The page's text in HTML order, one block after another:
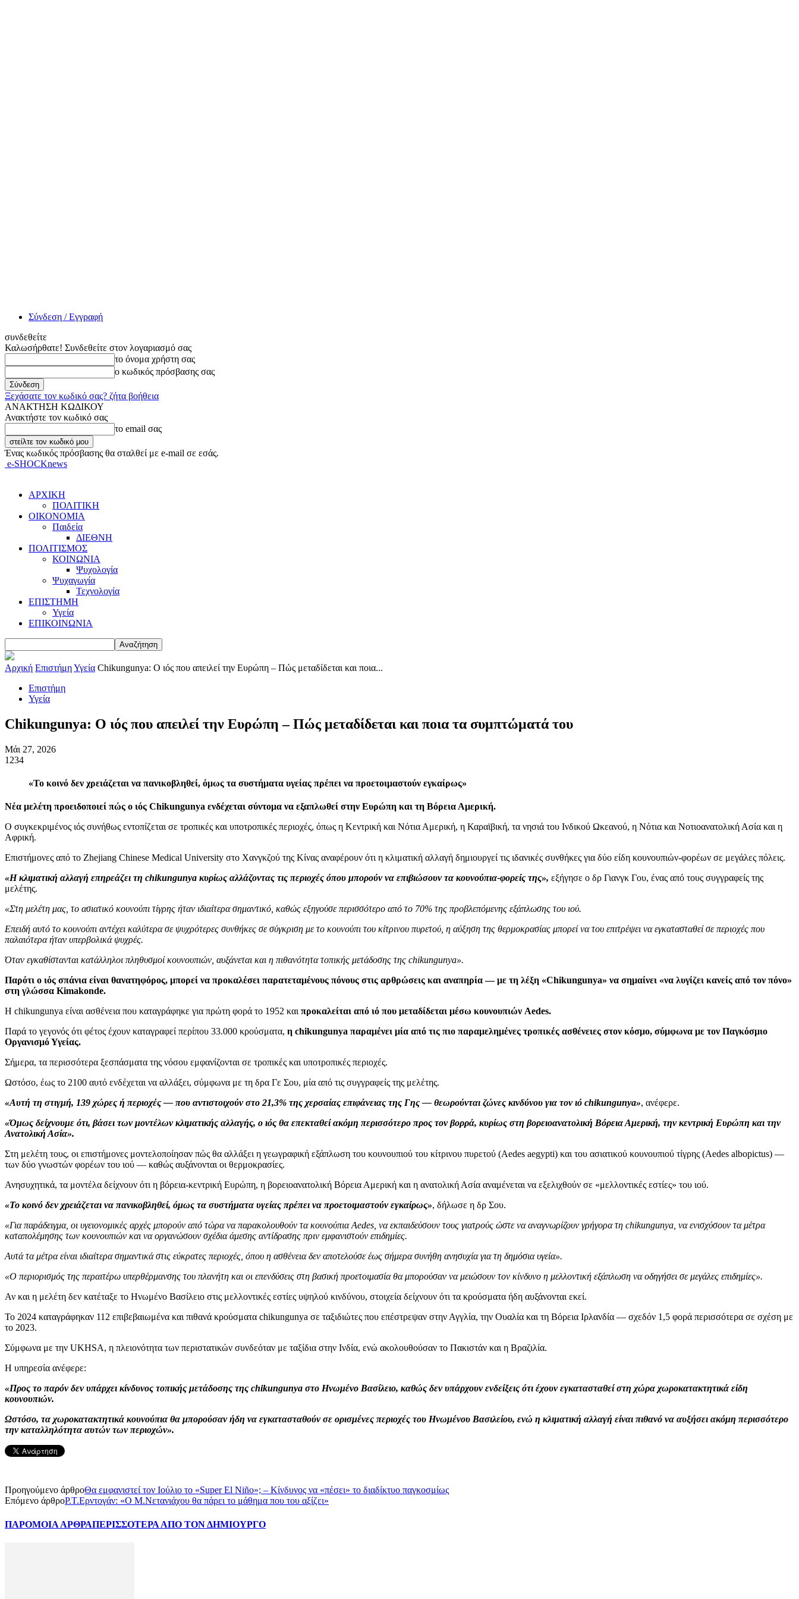
Σύνδεση / Εγγραφή
συνδεθείτε
Καλωσήρθατε! Συνδεθείτε στον λογαριασμό σας
το όνομα χρήστη σας
ο κωδικός πρόσβασης σας
Ξεχάσατε τον κωδικό σας? ζήτα βοήθεια
ΑΝΑΚΤΗΣΗ ΚΩΔΙΚΟΥ
Ανακτήστε τον κωδικό σας
το email σας
Ένας κωδικός πρόσβασης θα σταλθεί με e-mail σε εσάς.
e-SHOCKnews
ΑΡΧΙΚΗ
ΠΟΛΙΤΙΚΗ
ΟΙΚΟΝΟΜΙΑ
Παιδεία
ΔΙΕΘΝΗ
ΠΟΛΙΤΙΣΜΟΣ
ΚΟΙΝΩΝΙΑ
Ψυχολογία
Ψυχαγωγία
Τεχνολογία
ΕΠΙΣΤΗΜΗ
Υγεία
ΕΠΙΚΟΙΝΩΝΙΑ
Αρχική ΕπιστήμηΥγεία Chikungunya: Ο ιός που απειλεί την Ευρώπη – Πώς μεταδίδεται και ποια...
Επιστήμη
Υγεία
Chikungunya: Ο ιός που απειλεί την Ευρώπη – Πώς μεταδίδεται και ποια τα συμπτώματά του
Μάι 27, 2026
1234
«Το κοινό δεν χρειάζεται να πανικοβληθεί, όμως τα συστήματα υγείας πρέπει να προετοιμαστούν εγκαίρως»
Νέα μελέτη προειδοποιεί πώς ο ιός Chikungunya ενδέχεται σύντομα να εξαπλωθεί στην Ευρώπη και τη Βόρεια Αμερική.
Ο συγκεκριμένος ιός συνήθως εντοπίζεται σε τροπικές και υποτροπικές περιοχές, όπως η Κεντρική και Νότια Αμερική, η Καραϊβική, τα νησιά του Ινδικού Ωκεανού, η Νότια και Νοτιοανατολική Ασία και η
Αφρική.
Επιστήμονες από το Zhejiang Chinese Medical University στο Χανγκζού της Κίνας αναφέρουν ότι η κλιματική αλλαγή δημιουργεί τις ιδανικές συνθήκες για δύο είδη κουνουπιών-φορέων σε μεγάλες πόλεις.
«Η κλιματική αλλαγή επηρεάζει τη chikungunya κυρίως αλλάζοντας τις περιοχές όπου μπορούν να επιβιώσουν τα κουνούπια-φορείς της», εξήγησε ο δρ Γιανγκ Γου, ένας από τους συγγραφείς της
μελέτης.
«Στη μελέτη μας, το ασιατικό κουνούπι τίγρης ήταν ιδιαίτερα σημαντικό, καθώς εξηγούσε περισσότερο από το 70% της προβλεπόμενης εξάπλωσης του ιού.
Επειδή αυτό το κουνούπι αντέχει καλύτερα σε ψυχρότερες συνθήκες σε σύγκριση με το κουνούπι του κίτρινου πυρετού, η αύξηση της θερμοκρασίας μπορεί να του επιτρέψει να εγκατασταθεί σε περιοχές που
παλαιότερα ήταν υπερβολικά ψυχρές.
Όταν εγκαθίστανται κατάλληλοι πληθυσμοί κουνουπιών, αυξάνεται και η πιθανότητα τοπικής μετάδοσης της chikungunya».
Παρότι ο ιός σπάνια είναι θανατηφόρος, μπορεί να προκαλέσει παρατεταμένους πόνους στις αρθρώσεις και αναπηρία — με τη λέξη «Chikungunya» να σημαίνει «να λυγίζει κανείς από τον πόνο»
στη γλώσσα Kimakonde.
Η chikungunya είναι ασθένεια που καταγράφηκε για πρώτη φορά το 1952 και προκαλείται από ιό που μεταδίδεται μέσω κουνουπιών Aedes.
Παρά το γεγονός ότι φέτος έχουν καταγραφεί περίπου 33.000 κρούσματα, η chikungunya παραμένει μία από τις πιο παραμελημένες τροπικές ασθένειες στον κόσμο, σύμφωνα με τον Παγκόσμιο
Οργανισμό Υγείας.
Σήμερα, τα περισσότερα ξεσπάσματα της νόσου εμφανίζονται σε τροπικές και υποτροπικές περιοχές.
Ωστόσο, έως το 2100 αυτό ενδέχεται να αλλάξει, σύμφωνα με τη δρα Γε Σου, μία από τις συγγραφείς της μελέτης.
«Αυτή τη στιγμή, 139 χώρες ή περιοχές — που αντιστοιχούν στο 21,3% της χερσαίας επιφάνειας της Γης — θεωρούνται ζώνες κινδύνου για τον ιό chikungunya», ανέφερε.
«Όμως δείχνουμε ότι, βάσει των μοντέλων κλιματικής αλλαγής, ο ιός θα επεκταθεί ακόμη περισσότερο προς τον βορρά, κυρίως στη βορειοανατολική Βόρεια Αμερική, την κεντρική Ευρώπη και την
Ανατολική Ασία».
Στη μελέτη τους, οι επιστήμονες μοντελοποίησαν πώς θα αλλάξει η γεωγραφική εξάπλωση του κουνουπιού του κίτρινου πυρετού (Aedes aegypti) και του ασιατικού κουνουπιού τίγρης (Aedes albopictus) —
των δύο γνωστών φορέων του ιού — καθώς αυξάνονται οι θερμοκρασίες.
Ανησυχητικά, τα μοντέλα δείχνουν ότι η βόρεια-κεντρική Ευρώπη, η βορειοανατολική Βόρεια Αμερική και η ανατολική Ασία αναμένεται να εξελιχθούν σε «μελλοντικές εστίες» του ιού.
«Το κοινό δεν χρειάζεται να πανικοβληθεί, όμως τα συστήματα υγείας πρέπει να προετοιμαστούν εγκαίρως», δήλωσε η δρ Σου.
«Για παράδειγμα, οι υγειονομικές αρχές μπορούν από τώρα να παρακολουθούν τα κουνούπια Aedes, να εκπαιδεύσουν τους γιατρούς ώστε να αναγνωρίζουν γρήγορα τη chikungunya, να ενισχύσουν τα μέτρα
καταπολέμησης των κουνουπιών και να οργανώσουν σχέδια άμεσης αντίδρασης πριν εμφανιστούν επιδημίες.
Αυτά τα μέτρα είναι ιδιαίτερα σημαντικά στις εύκρατες περιοχές, όπου η ασθένεια δεν αποτελούσε έως σήμερα συνήθη ανησυχία για τη δημόσια υγεία».
«Ο περιορισμός της περαιτέρω υπερθέρμανσης του πλανήτη και οι επενδύσεις στη βασική προετοιμασία θα μπορούσαν να μειώσουν τον κίνδυνο η μελλοντική εξάπλωση να οδηγήσει σε μεγάλες επιδημίες».
Αν και η μελέτη δεν κατέταξε το Ηνωμένο Βασίλειο στις μελλοντικές εστίες υψηλού κινδύνου, στοιχεία δείχνουν ότι τα κρούσματα ήδη αυξάνονται εκεί.
Το 2024 καταγράφηκαν 112 επιβεβαιωμένα και πιθανά κρούσματα chikungunya σε ταξιδιώτες που επέστρεψαν στην Αγγλία, την Ουαλία και τη Βόρεια Ιρλανδία — σχεδόν 1,5 φορά περισσότερα σε σχέση με
το 2023.
Σύμφωνα με την UKHSA, η πλειονότητα των περιστατικών συνδεόταν με ταξίδια στην Ινδία, ενώ ακολουθούσαν το Πακιστάν και η Βραζιλία.
Η υπηρεσία ανέφερε:
«Προς το παρόν δεν υπάρχει κίνδυνος τοπικής μετάδοσης της chikungunya στο Ηνωμένο Βασίλειο, καθώς δεν υπάρχουν ενδείξεις ότι έχουν εγκατασταθεί στη χώρα χωροκατακτητικά είδη
κουνουπιών.
Ωστόσο, τα χωροκατακτητικά κουνούπια θα μπορούσαν ήδη να εγκατασταθούν σε ορισμένες περιοχές του Ηνωμένου Βασιλείου, ενώ η κλιματική αλλαγή είναι πιθανό να αυξήσει ακόμη περισσότερο
την καταλληλότητα αυτών των περιοχών».
Προηγούμενο άρθροΘα εμφανιστεί τον Ιούλιο το «Super El Niño»; – Κίνδυνος να «πέσει» το διαδίκτυο παγκοσμίως
Επόμενο άρθροΡ.Τ.Ερντογάν: «Ο Μ.Νετανιάχου θα πάρει το μάθημα που του αξίζει»
ΠΑΡΟΜΟΙΑ ΑΡΘΡΑΠΕΡΙΣΣΟΤΕΡΑ ΑΠΟ ΤΟΝ ΔΗΜΙΟΥΡΓΟ